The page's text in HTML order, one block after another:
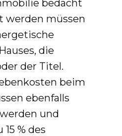
bedacht
werden müssen
die
der Titel.
beim
ebenfalls
und
% des